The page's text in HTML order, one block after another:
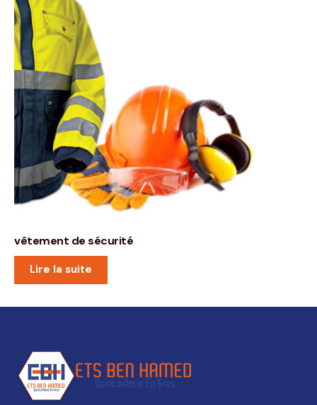
vêtement de sécurité
Lire la suite